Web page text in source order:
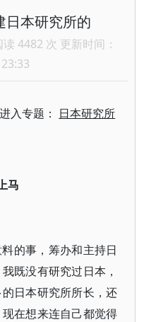
日本研究所的
4482 次 更新时间：
进入专题： 日本研究所
马
的事，筹办和主持日
既没有研究过日本，
日本研究所所长，还
在想来连自己都觉得